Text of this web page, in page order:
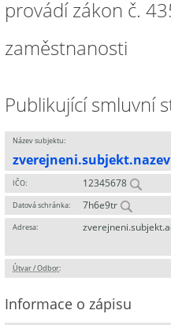
provádí zákon č.
zaměstnanosti
Publikující smluvní
Název subjektu:
zverejneni.subjekt.nazev
IČO: 12345678
Datová schránka: 7h6e9tr
Adresa:
Útvar / Odbor:
Informace o zápisu